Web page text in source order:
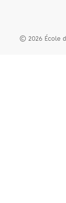
© 2026 École